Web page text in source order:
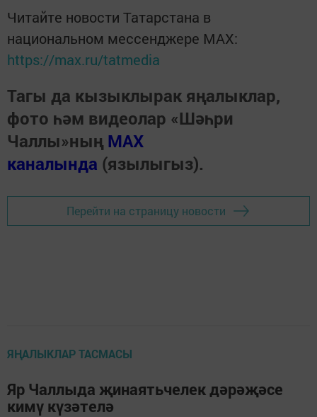
Читайте новости Татарстана в
национальном мессенджере MАХ:
https://max.ru/tatmedia
Тагы да кызыклырак яңалыклар,
фото һәм видеолар «Шәһри
Чаллы»ның MAX
каналында (язылыгыз).
Перейти на страницу новости
ЯҢАЛЫКЛАР ТАСМАСЫ
Яр Чаллыда җинаятьчелек дәрәҗәсе
кимү күзәтелә